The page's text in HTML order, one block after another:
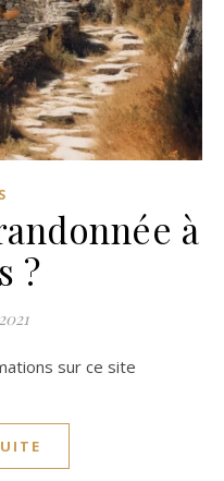
à
?
sur ce site